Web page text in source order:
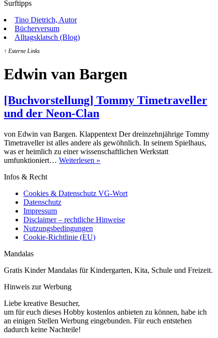
Surftipps
Tino Dietrich, Autor
Bücherversum
Alltagsklatsch (Blog)
↑ Externe Links
Edwin van Bargen
[Buchvorstellung] Tommy Timetraveller
und der Neon-Clan
von Edwin van Bargen. Klappentext Der dreinzehnjährige Tommy
Timetraveller ist alles andere als gewöhnlich. In seinem Spielhaus,
was er heimlich zu einer wissenschaftlichen Werkstatt
umfunktioniert… Weiterlesen »
der
Infos & Recht
Cookies & Datenschutz VG-Wort
Datenschutz
Impressum
Disclaimer – rechtliche Hinweise
Nutzungsbedingungen
Cookie-Richtlinie (EU)
Mandalas
Gratis Kinder Mandalas für Kindergarten, Kita, Schule und Freizeit.
Hinweis zur Werbung
Liebe kreative Besucher,
um für euch dieses Hobby kostenlos anbieten zu können, habe ich
an einigen Stellen Werbung eingebunden. Für euch entstehen
dadurch keine Nachteile!